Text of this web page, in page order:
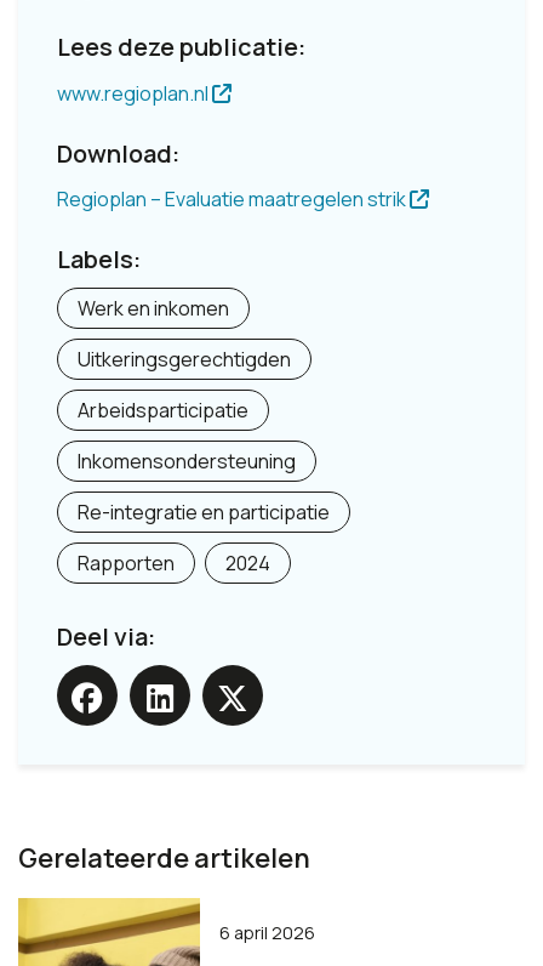
Lees deze publicatie:
www.regioplan.nl
Download:
Regioplan – Evaluatie maatregelen strik
Labels:
Werk en inkomen
Uitkeringsgerechtigden
Arbeidsparticipatie
Inkomensondersteuning
Re-integratie en participatie
Rapporten
2024
Deel via:
Gerelateerde artikelen
6 april 2026